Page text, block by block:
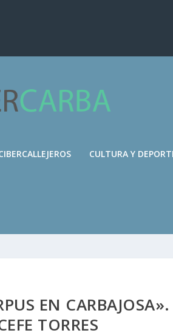
CULTURA Y
EN
TORRES